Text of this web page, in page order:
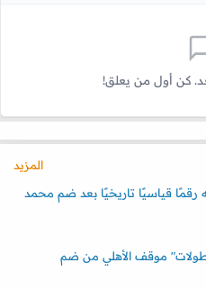
كن أول من يعلق!
المزيد
رقمًا قياسيًا تاريخيًا بعد ضم محمد
موقف الأهلي من ضم